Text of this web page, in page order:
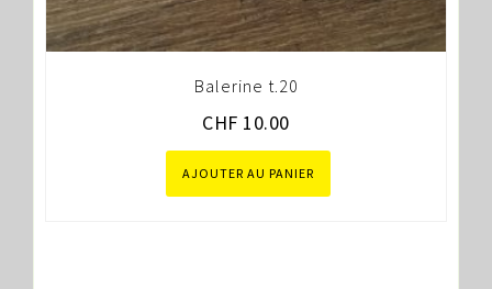
Balerine t.20
CHF 10.00
AJOUTER AU PANIER